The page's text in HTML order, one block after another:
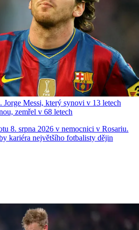
Jorge Messi, který synovi v 13 letech
zemřel v 68 letech
8. srpna 2026 v nemocnici v Rosariu.
kariéra největšího fotbalisty dějin